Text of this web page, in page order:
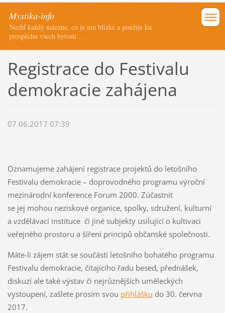
Mystika-info
Nechť každý nalezne, co je mu blízké a použije ku
prospěchu všech bytostí ...
Registrace do Festivalu
demokracie zahájena
07.06.2017 07:39
Oznamujeme zahájení registrace projektů do letošního
Festivalu demokracie – doprovodného programu výroční
mezinárodní konference Forum 2000. Zúčastnit
se jej mohou neziskové organice, spolky, sdružení, kulturní
a vzdělávací instituce či jiné subjekty usilující o kultivaci
veřejného prostoru a šíření principů občanské společnosti.
Máte-li zájem stát se součástí letošního bohatého programu
Festivalu demokracie, čítajícího řadu besed, přednášek,
diskuzí ale také výstav či nejrůznějších uměleckých
vystoupení, zašlete prosím svou přihlášku do 30. června
2017.